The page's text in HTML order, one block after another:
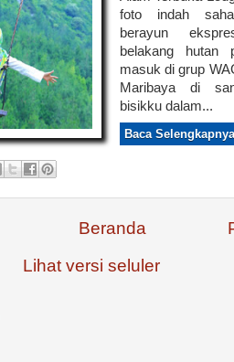
foto indah
berayun
belakang hutan
masuk di grup
Maribaya di
bisikku dalam...
Baca
Beranda
Lihat versi seluler